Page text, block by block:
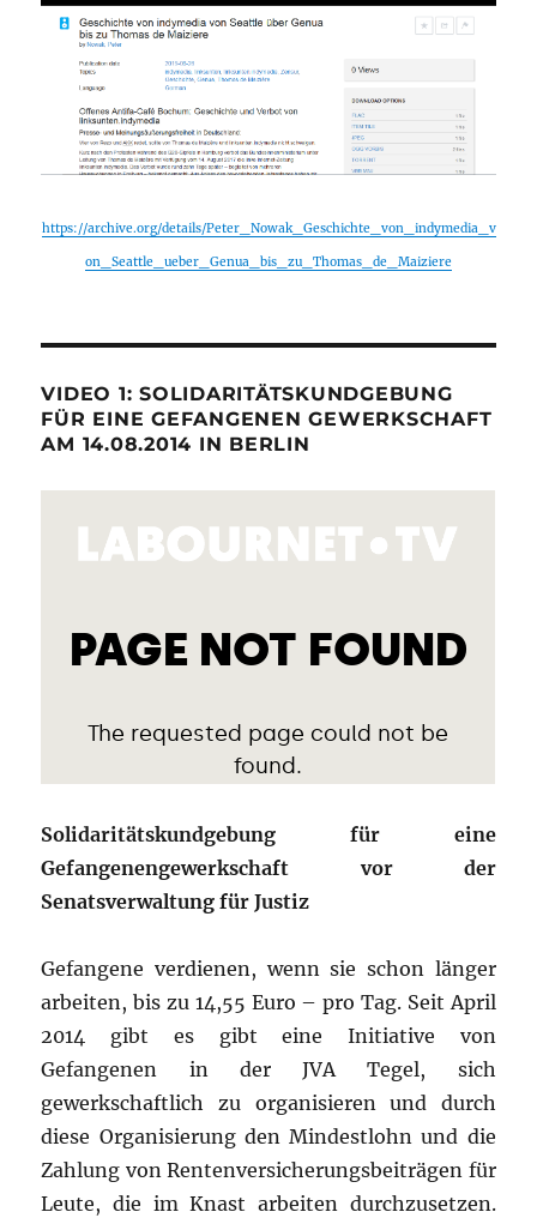
https://archive.org/details/Peter_Nowak_Geschichte_von_indymedia_v
on_Seattle_ueber_Genua_bis_zu_Thomas_de_Maiziere
VIDEO 1: SOLIDARITÄTSKUNDGEBUNG
FÜR EINE GEFANGENEN GEWERKSCHAFT
AM 14.08.2014 IN BERLIN
Solidaritätskundgebung für eine
Gefangenengewerkschaft vor der
Senatsverwaltung für Justiz
Gefangene verdienen, wenn sie schon länger
arbeiten, bis zu 14,55 Euro – pro Tag. Seit April
2014 gibt es gibt eine Initiative von
Gefangenen in der JVA Tegel, sich
gewerkschaftlich zu organisieren und durch
diese Organisierung den Mindestlohn und die
Zahlung von Rentenversicherungsbeiträgen für
Leute, die im Knast arbeiten durchzusetzen.